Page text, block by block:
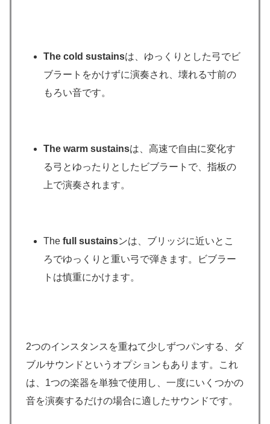
The cold sustainsは、ゆっくりとした弓でビ
ブラートをかけずに演奏され、壊れる寸前の
もろい音です。
The warm sustainsは、高速で自由に変化す
る弓とゆったりとしたビブラートで、指板の
上で演奏されます。
Thefull sustainsンは、ブリッジに近いとこ
ろでゆっくりと重い弓で弾きます。ビブラー
トは慎重にかけます。
2つのインスタンスを重ねて少しずつパンする、ダ
ブルサウンドというオプションもあります。これ
は、1つの楽器を単独で使用し、一度にいくつかの
音を演奏するだけの場合に適したサウンドです。